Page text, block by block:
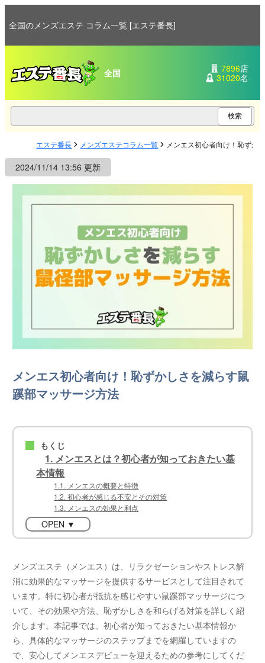
全国のメンズエステ コラム一覧 [エステ番長]
全国 7896店
31020名
エステ番長 メンズエステコラム一覧 メンエス初心者向け！恥ずか
2024/11/14 13:56 更新
メンエス初心者向け！恥ずかしさを減らす鼠
蹊部マッサージ方法
■ もくじ
1. メンエスとは？初心者が知っておきたい基
本情報
1.1. メンエスの概要と特徴
1.2. 初心者が感じる不安とその対策
1.3. メンエスの効果と利点
OPEN ▼
メンズエステ（メンエス）は、リラクゼーションやストレス解
消に効果的なマッサージを提供するサービスとして注目されて
います。特に初心者が抵抗を感じやすい鼠蹊部マッサージにつ
いて、その効果や方法、恥ずかしさを和らげる対策を詳しく紹
介します。本記事では、初心者が知っておきたい基本情報か
ら、具体的なマッサージのステップまでを網羅していますの
で、安心してメンエスデビューを迎えるための参考にしてくだ